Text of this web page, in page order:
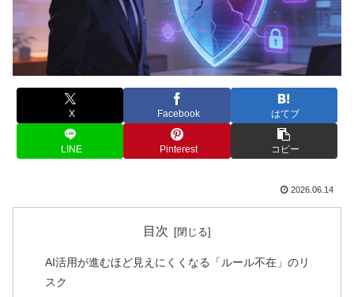
X Facebook はてブ
LINE Pinterest コピー
2026.06.14
目次
AI活用が進むほど見えにくくなる「ルール不在」のリ
スク